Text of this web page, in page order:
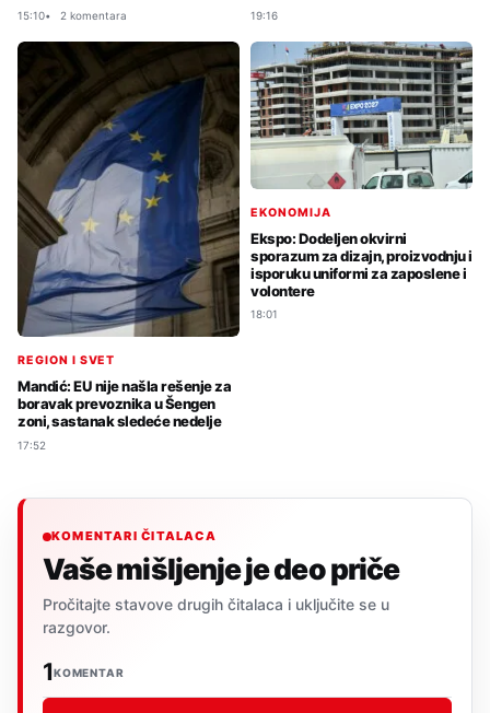
15:10 2 komentara 19:16
REGION I SVET
Mandić: EU nije našla rešenje za
boravak prevoznika u Šengen
zoni, sastanak sledeće nedelje
17:52
EKONOMIJA
Ekspo: Dodeljen okvirni
sporazum za dizajn, proizvodnju i
isporuku uniformi za zaposlene i
volontere
18:01
KOMENTARI ČITALACA
Vaše mišljenje je deo priče
Pročitajte stavove drugih čitalaca i uključite se u
razgovor.
1KOMENTAR